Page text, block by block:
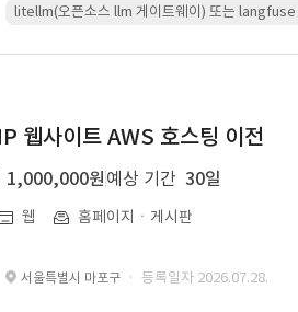
litellm(오픈소스 llm 게이트웨이) 또는 langfuse
웹사이트 AWS 호스팅 이전
1,000,000원 예상 기간 30일
웹 홈페이지ㆍ게시판
서울특별시 마포구 · 등록일자 2026.07.28.